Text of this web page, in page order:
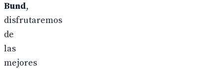
Bund,
disfrutaremos
de
las
mejores